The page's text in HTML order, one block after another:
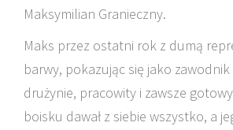
Maksymilian Granieczny.
Maks przez ostatni rok z dumą
barwy, pokazując się jako
drużynie, pracowity i zawsze
boisku dawał z siebie wszystko, a